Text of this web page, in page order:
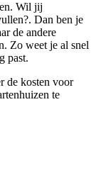
Wil jij
Dan ben je
de andere
Zo weet je al snel
past.
de kosten voor
te